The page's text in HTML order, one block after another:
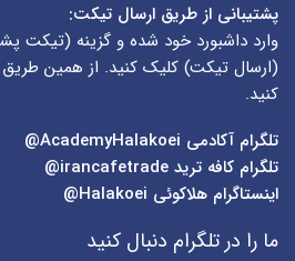
پشتیبانی از طریق ارسال تیکت:
وارد داشبورد خود شده و گزینه (تیکت
(ارسال تیکت) کلیک کنید. از همین
کنید.
تلگرام آکادمی
تلگرام کافه ترید irancafetrade@
اینستاگرام هلاکوئی Halakoei@
ما را در تلگرام دنبال کنید